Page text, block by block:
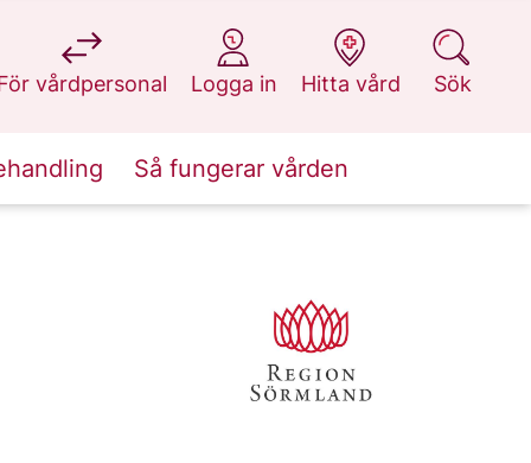
vårdpersonal
på 1177.se
Logga in
på 1177.se
Hitta vård
på 1177.se
Sök
på 1177.se
Så fungerar vården